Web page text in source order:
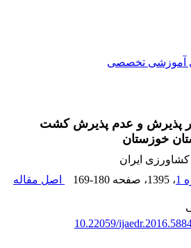
آموزشی تخصصی
پذیرش و عدم پذیرش کشت
خوزستان
ایران
، 1395 ، صفحه 169-180
اصل مقاله
10.22059/